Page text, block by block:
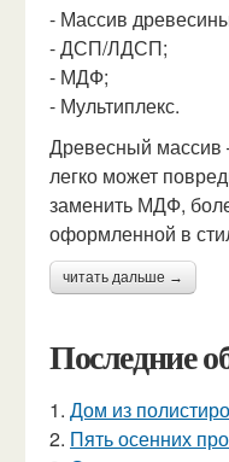
- Массив
- ДСП/ЛДСП;
- МДФ;
- Мультиплекс.
Древесный массив
легко может
заменить МДФ,
оформленной в
читать дальше →
Последние
1. Дом из
2. Пять осенних